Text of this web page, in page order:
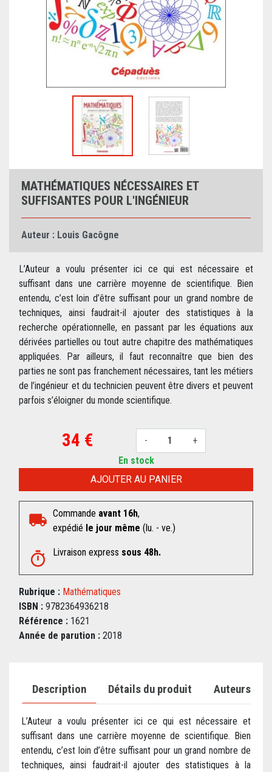
MATHÉMATIQUES NÉCESSAIRES ET
SUFFISANTES POUR L'INGÉNIEUR
Auteur : Louis Gacôgne
L’Auteur a voulu présenter ici ce qui est nécessaire et
suffisant dans une carrière moyenne de scientifique. Bien
entendu, c’est loin d’être suffisant pour un grand nombre de
techniques, ainsi faudrait-il ajouter des statistiques à la
recherche opérationnelle, en passant par les équations aux
dérivées partielles ou tout autre chapitre des mathématiques
appliquées. Par ailleurs, il faut reconnaître que bien des
parties ne sont pas franchement nécessaires, tant les métiers
de l’ingénieur et du technicien peuvent être divers et peuvent
parfois s’éloigner du monde scientifique.
34 € - +
AJOUTER AU PANIER
En stock
Commande avant 16h,
expédié le jour même (lu. - ve.)
Livraison express sous 48h.
Rubrique : Mathématiques
ISBN : 9782364936218
Référence : 1621
Année de parution : 2018
Description Détails du produit Auteurs
L’Auteur a voulu présenter ici ce qui est nécessaire et
suffisant dans une carrière moyenne de scientifique. Bien
entendu, c’est loin d’être suffisant pour un grand nombre de
techniques, ainsi faudrait-il ajouter des statistiques à la